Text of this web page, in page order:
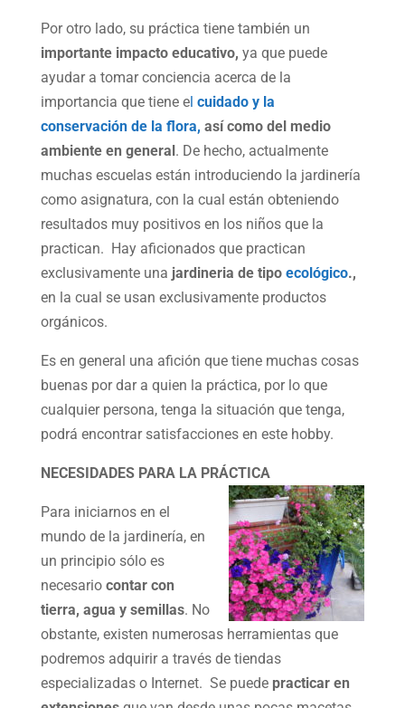
Por otro lado, su práctica tiene también un
importante impacto educativo, ya que puede
ayudar a tomar conciencia acerca de la
importancia que tiene el cuidado y la
conservación de la flora, así como del medio
ambiente en general . De hecho, actualmente
muchas escuelas están introduciendo la jardinería
como asignatura, con la cual están obteniendo
resultados muy positivos en los niños que la
practican. Hay aficionados que practican
exclusivamente una jardineria de tipo ecológico.,
en la cual se usan exclusivamente productos
orgánicos.
Es en general una afición que tiene muchas cosas
buenas por dar a quien la práctica, por lo que
cualquier persona, tenga la situación que tenga,
podrá encontrar satisfacciones en este hobby.
NECESIDADES PARA LA PRÁCTICA
Para iniciarnos en el
mundo de la jardinería, en
un principio sólo es
necesario contar con
tierra, agua y semillas. No
obstante, existen numerosas herramientas que
podremos adquirir a través de tiendas
especializadas o Internet. Se puede practicar en